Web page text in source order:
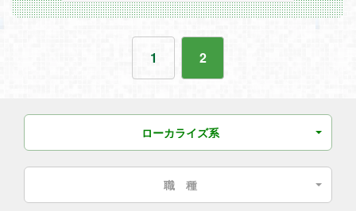
ローカライズ系
職 種
1 2